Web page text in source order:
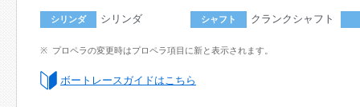
シリンダ シリンダ シャフト クランクシャフト
プロペラの変更時はプロペラ項目に新と表示されます。
ボートレースガイドはこちら